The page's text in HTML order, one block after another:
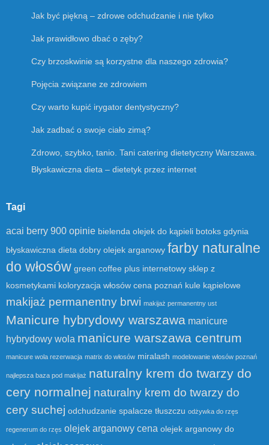
Jak być piękną – zdrowe odchudzanie i nie tylko
Jak prawidłowo dbać o zęby?
Czy brzoskwinie są korzystne dla naszego zdrowia?
Pojęcia związane ze zdrowiem
Czy warto kupić irygator dentystyczny?
Jak zadbać o swoje ciało zimą?
Zdrowo, szybko, tanio. Tani catering dietetyczny Warszawa.
Błyskawiczna dieta – dietetyk przez internet
Tagi
acai berry 900 opinie bielenda olejek do kąpieli botoks gdynia
błyskawiczna dieta dobry olejek arganowy farby naturalne
do włosów green coffee plus internetowy sklep z
kosmetykami koloryzacja włosów cena poznań kule kąpielowe
makijaż permanentny brwi makijaż permanentny ust
Manicure hybrydowy warszawa manicure
hybrydowy wola manicure warszawa centrum
manicure wola rezerwacja matrix do włosów miralash modelowanie włosów poznań
najlepsza baza pod makijaż naturalny krem do twarzy do
cery normalnej naturalny krem do twarzy do
cery suchej odchudzanie spalacze tłuszczu odżywka do rzęs
regenerum do rzęs olejek arganowy cena olejek arganowy do